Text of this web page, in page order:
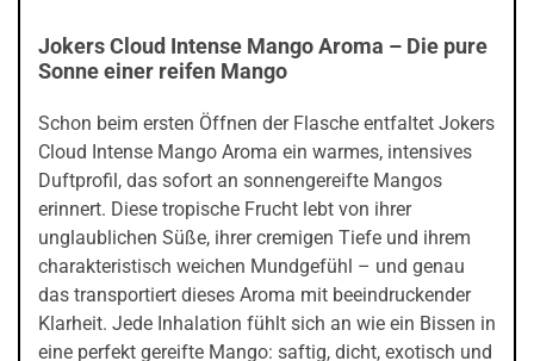
Jokers Cloud Intense Mango Aroma – Die pure
Sonne einer reifen Mango
Schon beim ersten Öffnen der Flasche entfaltet Jokers
Cloud Intense Mango Aroma ein warmes, intensives
Duftprofil, das sofort an sonnengereifte Mangos
erinnert. Diese tropische Frucht lebt von ihrer
unglaublichen Süße, ihrer cremigen Tiefe und ihrem
charakteristisch weichen Mundgefühl – und genau
das transportiert dieses Aroma mit beeindruckender
Klarheit. Jede Inhalation fühlt sich an wie ein Bissen in
eine perfekt gereifte Mango: saftig, dicht, exotisch und